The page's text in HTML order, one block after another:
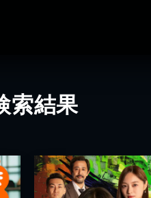
索結果